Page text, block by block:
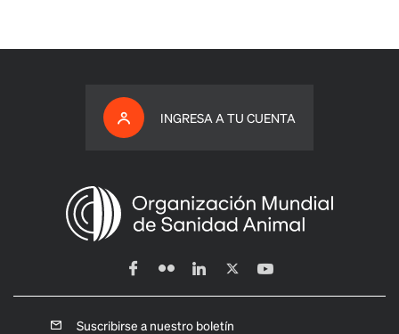
INGRESA A TU CUENTA
Suscribirse a nuestro boletín